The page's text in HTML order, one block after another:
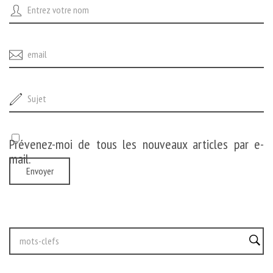
Prévenez-moi de tous les nouveaux articles par e-
mail.